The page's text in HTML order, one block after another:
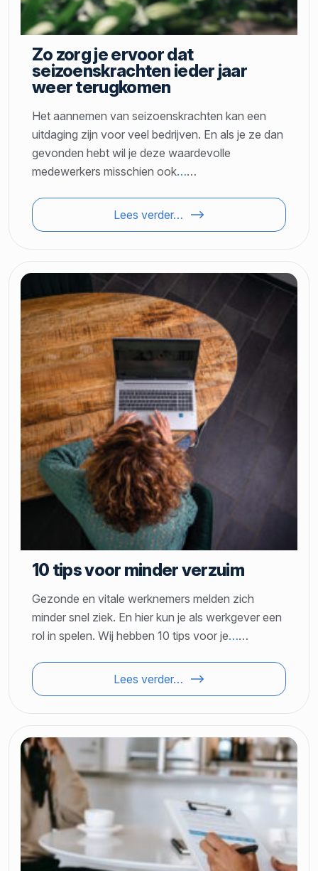
Zo zorg je ervoor dat
seizoenskrachten ieder jaar
weer terugkomen
Het aannemen van seizoenskrachten kan een
uitdaging zijn voor veel bedrijven. En als je ze dan
gevonden hebt wil je deze waardevolle
medewerkers misschien ook……
Lees verder…
10 tips voor minder verzuim
Gezonde en vitale werknemers melden zich
minder snel ziek. En hier kun je als werkgever een
rol in spelen. Wij hebben 10 tips voor je……
Lees verder…